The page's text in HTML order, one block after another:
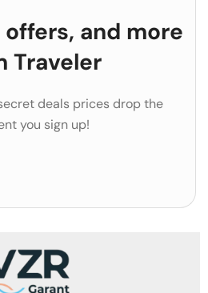
and more
Traveler
deals prices drop the
you sign up!